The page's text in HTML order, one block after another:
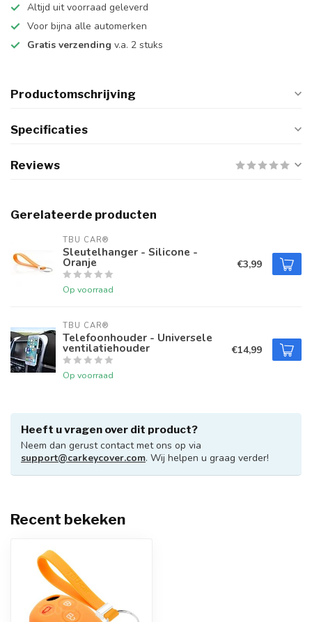
Altijd uit voorraad geleverd
Voor bijna alle automerken
Gratis verzending v.a. 2 stuks
Productomschrijving
Specificaties
Reviews
Gerelateerde producten
TBU CAR®
Sleutelhanger - Silicone -
Oranje
Op voorraad
€3,99
TBU CAR®
Telefoonhouder - Universele
ventilatiehouder
Op voorraad
€14,99
Heeft u vragen over dit product?
Neem dan gerust contact met ons op via
support@carkeycover.com. Wij helpen u graag verder!
Recent bekeken